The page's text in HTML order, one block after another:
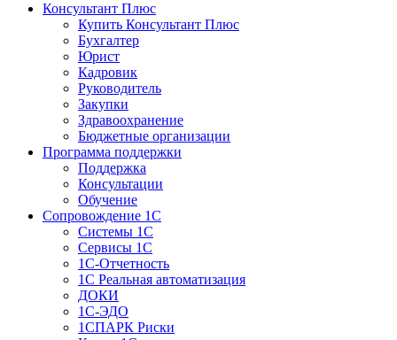
Консультант Плюс
Купить Консультант Плюс
Бухгалтер
Юрист
Кадровик
Руководитель
Закупки
Здравоохранение
Бюджетные организации
Программа поддержки
Поддержка
Консультации
Обучение
Сопровождение 1С
Системы 1С
Сервисы 1С
1C-Отчетность
1С Реальная автоматизация
ДОКИ
1C-ЭДО
1СПАРК Риски